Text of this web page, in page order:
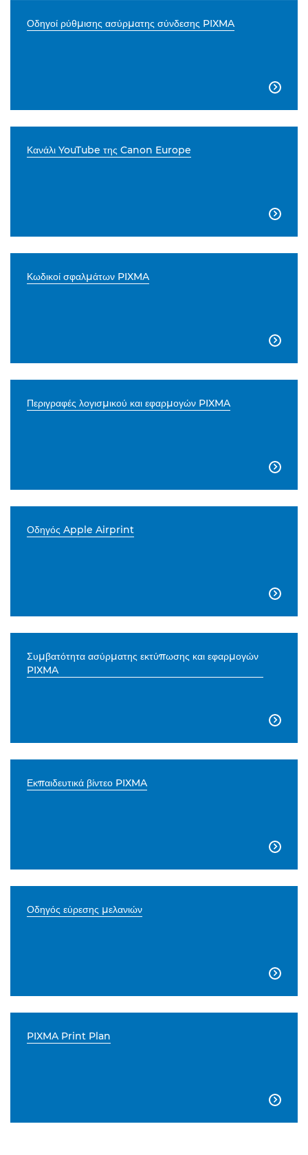
Οδηγοί ρύθμισης ασύρματης σύνδεσης PIXMA

Κανάλι YouTube της Canon Europe

Κωδικοί σφαλμάτων PIXMA

Περιγραφές λογισμικού και εφαρμογών PIXMA

Οδηγός Apple Airprint

Συμβατότητα ασύρματης εκτύπωσης και εφαρμογών
PIXMA

Εκπαιδευτικά βίντεο PIXMA

Οδηγός εύρεσης μελανιών

PIXMA Print Plan
